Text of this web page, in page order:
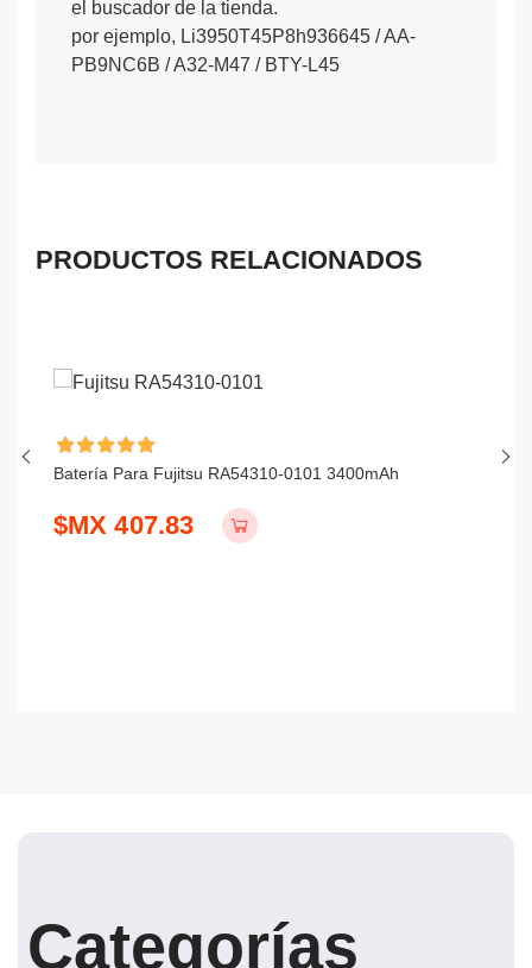
el buscador de la tienda.
por ejemplo, Li3950T45P8h936645 / AA-
PB9NC6B / A32-M47 / BTY-L45
PRODUCTOS RELACIONADOS
Batería Para Fujitsu RA54310-0101 3400mAh
$MX 407.83
Categorías